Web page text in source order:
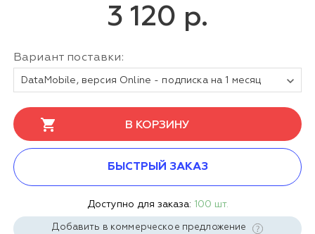
3 120 р.
Вариант поставки:
DataMobile, версия Online - подписка на 1 месяц
В КОРЗИНУ
БЫСТРЫЙ ЗАКАЗ
Доступно для заказа: 100 шт.
Добавить в коммерческое предложение